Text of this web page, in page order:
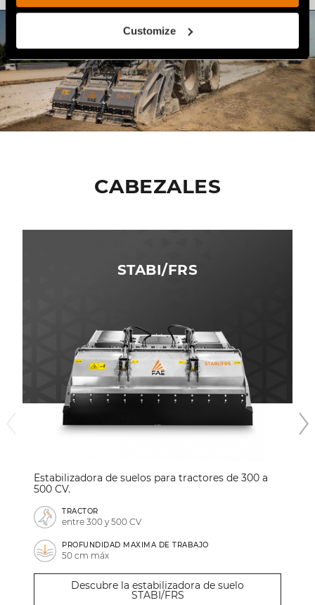
Customize
CABEZALES
STABI/FRS
Estabilizadora de suelos para tractores de 300 a
500 CV.
TRACTOR
entre 300 y 500 CV
PROFUNDIDAD MAXIMA DE TRABAJO
50 cm máx
Descubre la estabilizadora de suelo
STABI/FRS